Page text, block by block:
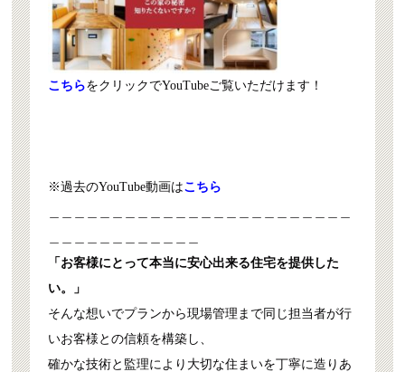
こちらをクリックでYouTubeご覧いただけます！
※過去のYouTube動画はこちら
「お客様にとって本当に安心出来る住宅を提供した
い。」
そんな想いでプランから現場管理まで同じ担当者が行
いお客様との信頼を構築し、
確かな技術と監理により大切な住まいを丁寧に造りあ